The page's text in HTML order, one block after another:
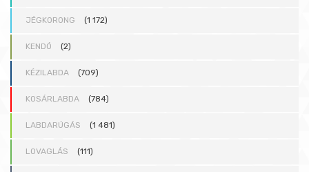
JÉGKORONG (1 172)
KENDÓ (2)
KÉZILABDA (709)
KOSÁRLABDA (784)
LABDARÚGÁS (1 481)
LOVAGLÁS (111)